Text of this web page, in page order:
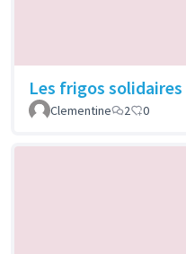
Les frigos solidaires
Clementine
2 0